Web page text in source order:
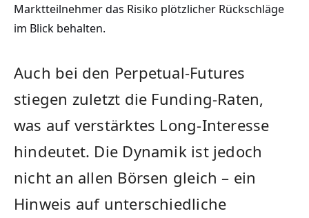
Marktteilnehmer das Risiko plötzlicher Rückschläge
im Blick behalten.
Auch bei den Perpetual-Futures
stiegen zuletzt die Funding-Raten,
was auf verstärktes Long-Interesse
hindeutet. Die Dynamik ist jedoch
nicht an allen Börsen gleich – ein
Hinweis auf unterschiedliche